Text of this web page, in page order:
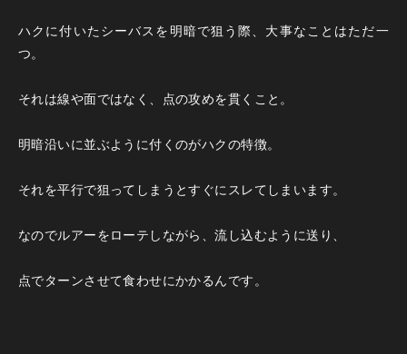
ハクに付いたシーバスを明暗で狙う際、大事なことはただ一
つ。
それは線や面ではなく、点の攻めを貫くこと。
明暗沿いに並ぶように付くのがハクの特徴。
それを平行で狙ってしまうとすぐにスレてしまいます。
なのでルアーをローテしながら、流し込むように送り、
点でターンさせて食わせにかかるんです。